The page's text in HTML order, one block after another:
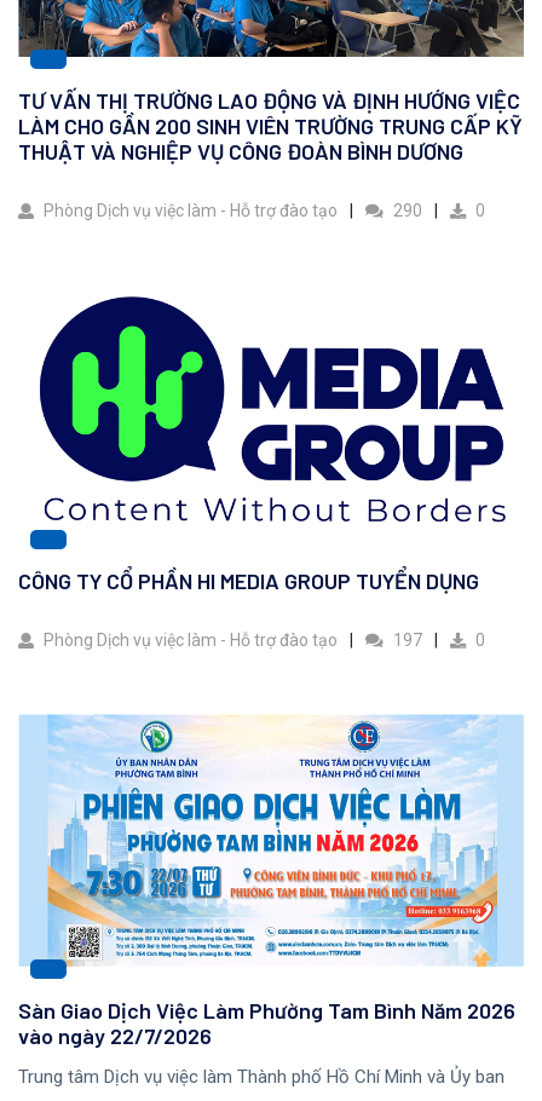
TƯ VẤN THỊ TRƯỜNG LAO ĐỘNG VÀ ĐỊNH HƯỚNG VIỆC
LÀM CHO GẦN 200 SINH VIÊN TRƯỜNG TRUNG CẤP KỸ
THUẬT VÀ NGHIỆP VỤ CÔNG ĐOÀN BÌNH DƯƠNG
Phòng Dịch vụ việc làm - Hỗ trợ đào tạo 290 0
CÔNG TY CỔ PHẦN HI MEDIA GROUP TUYỂN DỤNG
Phòng Dịch vụ việc làm - Hỗ trợ đào tạo 197 0
Sàn Giao Dịch Việc Làm Phường Tam Bình Năm 2026
vào ngày 22/7/2026
Trung tâm Dịch vụ việc làm Thành phố Hồ Chí Minh và Ủy ban